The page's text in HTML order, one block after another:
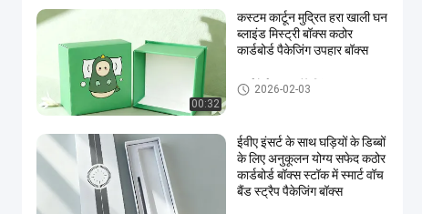
00:32
कस्टम कार्टून मुद्रित हरा खाली घन
ब्लाइंड मिस्ट्री बॉक्स कठोर
कार्डबोर्ड पैकेजिंग उपहार बॉक्स
कार्डबोर्ड उपहार पैकेजिंग बॉक्स
2026-02-03
ईवीए इंसर्ट के साथ घड़ियों के डिब्बों
के लिए अनुकूलन योग्य सफेद कठोर
कार्डबोर्ड बॉक्स स्टॉक में स्मार्ट वॉच
बैंड स्ट्रैप पैकेजिंग बॉक्स